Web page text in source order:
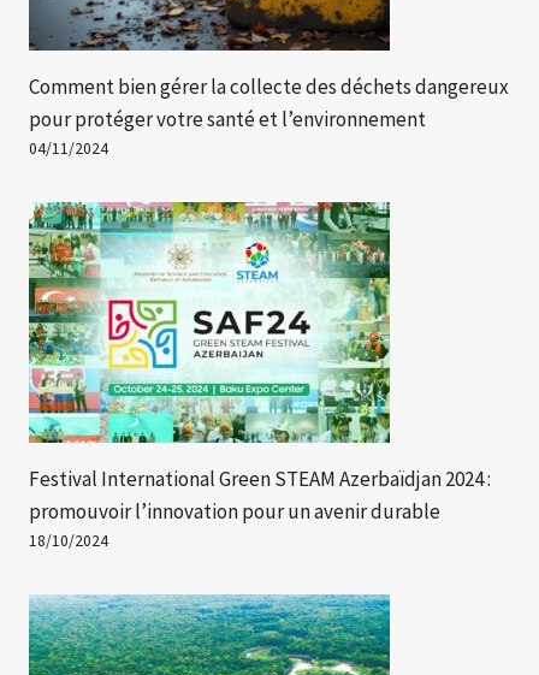
Comment bien gérer la collecte des déchets dangereux
pour protéger votre santé et l’environnement
04/11/2024
Festival International Green STEAM Azerbaïdjan 2024 :
promouvoir l’innovation pour un avenir durable
18/10/2024